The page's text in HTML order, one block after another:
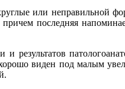
или неправильной
последняя
результатов
виден под малым